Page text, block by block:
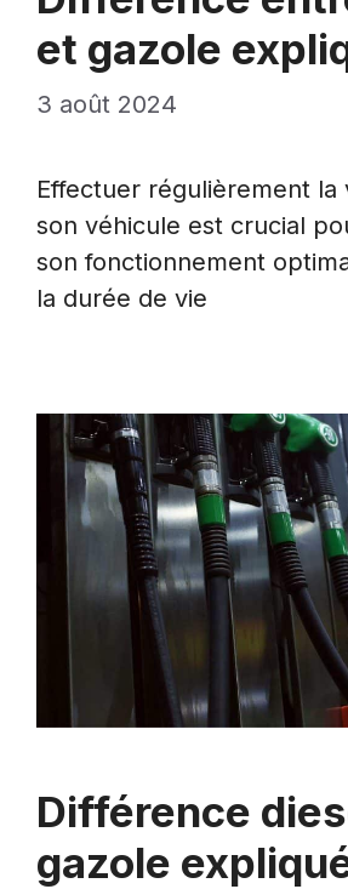
et gazole
3 août 2024
Effectuer régulièrement la
son véhicule est crucial
son fonctionnement
la durée de vie
Différence
gazole